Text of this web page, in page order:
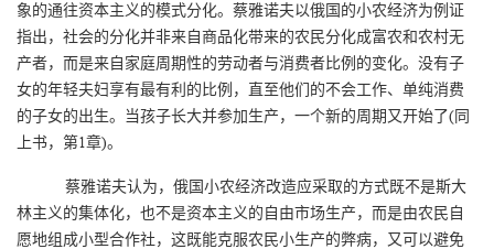
象的通往资本主义的模式分化。蔡雅诺夫以俄国的小农经济为例证
指出，社会的分化并非来自商品化带来的农民分化成富农和农村无
产者，而是来自家庭周期性的劳动者与消费者比例的变化。没有子
女的年轻夫妇享有最有利的比例，直至他们的不会工作、单纯消费
的子女的出生。当孩子长大并参加生产，一个新的周期又开始了(同
上书，第1章)。
蔡雅诺夫认为，俄国小农经济改造应采取的方式既不是斯大
林主义的集体化，也不是资本主义的自由市场生产，而是由农民自
愿地组成小型合作社，这既能克服农民小生产的弊病，又可以避免